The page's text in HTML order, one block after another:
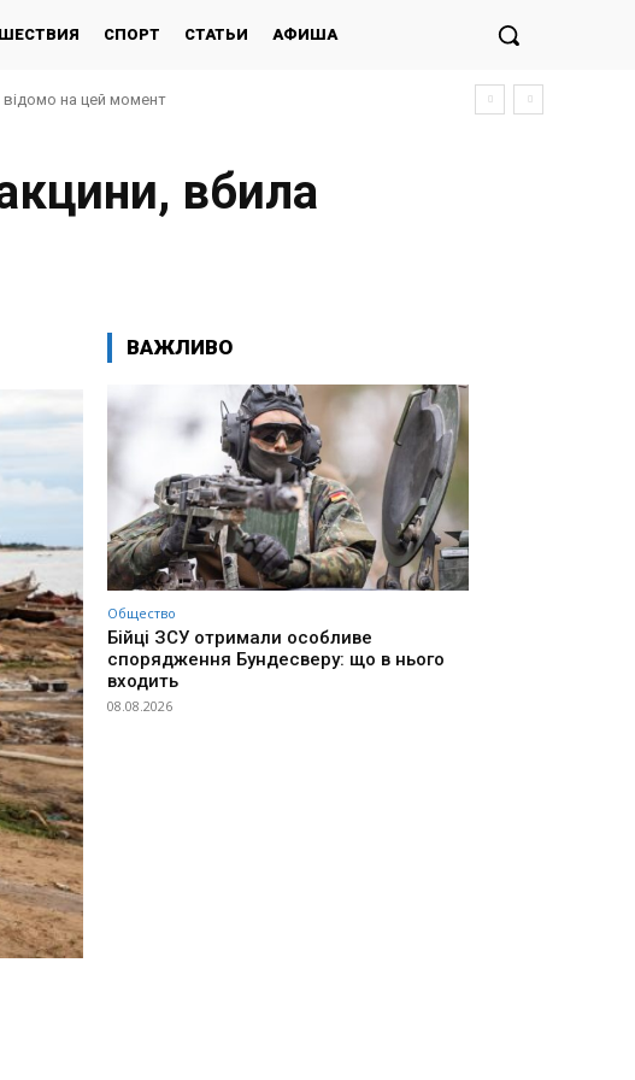
СПОРТ СТАТЬИ АФИША
відомо на цей момент
вбила
ВАЖЛИВО
Общество
Бійці ЗСУ отримали особливе
спорядження Бундесверу: що в нього
входить
08.08.2026